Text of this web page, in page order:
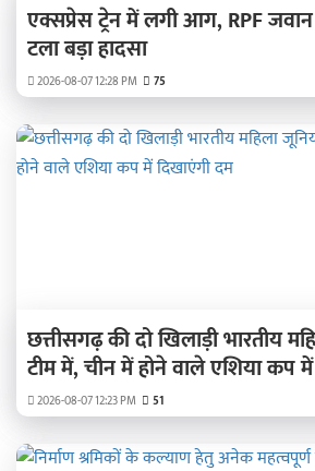
एक्सप्रेस ट्रेन में लगी आग, RPF
टला बड़ा हादसा
2026-08-07 12:28 PM 75
छत्तीसगढ़ की दो खिलाड़ी भारतीय
टीम में, चीन में होने वाले एशिया कप
2026-08-07 12:23 PM 51